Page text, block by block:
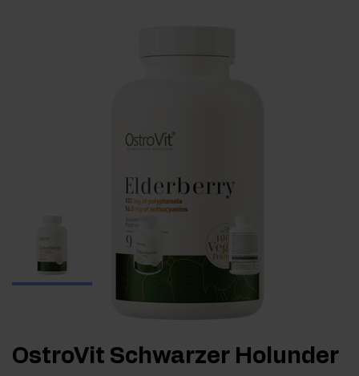
OstroVit Schwarzer Holunder